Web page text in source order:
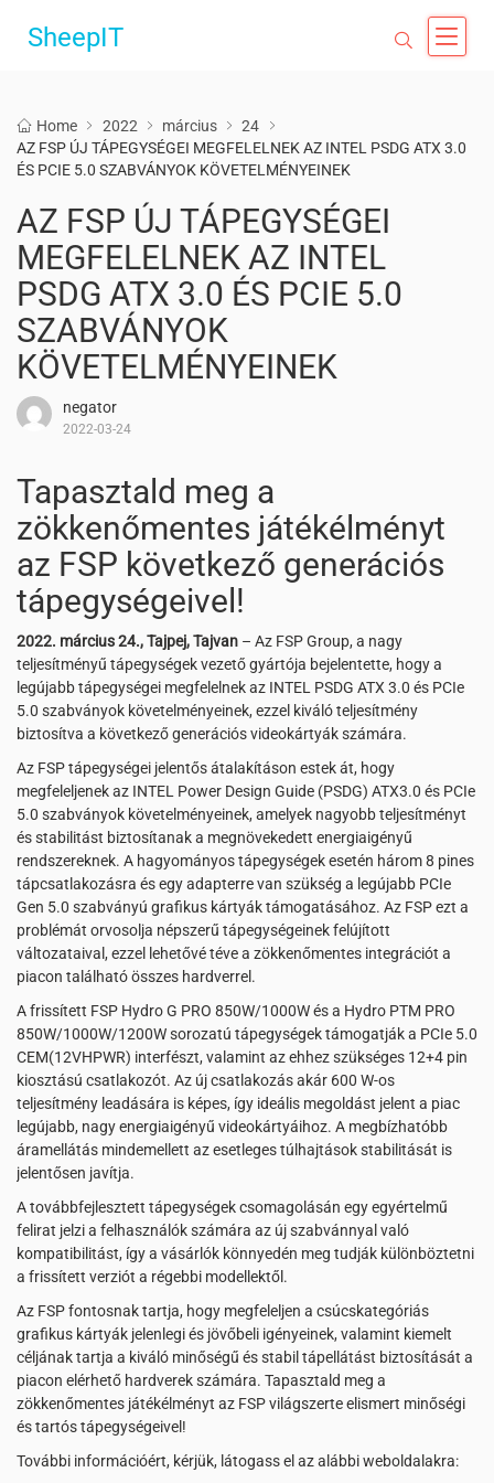
SheepIT
Home 2022 március
24
AZ FSP ÚJ TÁPEGYSÉGEI MEGFELELNEK AZ INTEL PSDG ATX 3.0
ÉS PCIE 5.0 SZABVÁNYOK KÖVETELMÉNYEINEK
AZ FSP ÚJ TÁPEGYSÉGEI
MEGFELELNEK AZ INTEL
PSDG ATX 3.0 ÉS PCIE 5.0
SZABVÁNYOK
KÖVETELMÉNYEINEK
negator
2022-03-24
Tapasztald meg a
zökkenőmentes játékélményt
az FSP következő generációs
tápegységeivel!
2022. március 24., Tajpej, Tajvan – Az FSP Group, a nagy
teljesítményű tápegységek vezető gyártója bejelentette, hogy a
legújabb tápegységei megfelelnek az INTEL PSDG ATX 3.0 és PCIe
5.0 szabványok követelményeinek, ezzel kiváló teljesítmény
biztosítva a következő generációs videokártyák számára.
Az FSP tápegységei jelentős átalakításon estek át, hogy
megfeleljenek az INTEL Power Design Guide (PSDG) ATX3.0 és PCIe
5.0 szabványok követelményeinek, amelyek nagyobb teljesítményt
és stabilitást biztosítanak a megnövekedett energiaigényű
rendszereknek. A hagyományos tápegységek esetén három 8 pines
tápcsatlakozásra és egy adapterre van szükség a legújabb PCIe
Gen 5.0 szabványú grafikus kártyák támogatásához. Az FSP ezt a
problémát orvosolja népszerű tápegységeinek felújított
változataival, ezzel lehetővé téve a zökkenőmentes integrációt a
piacon található összes hardverrel.
A frissített FSP Hydro G PRO 850W/1000W és a Hydro PTM PRO
850W/1000W/1200W sorozatú tápegységek támogatják a PCIe 5.0
CEM(12VHPWR) interfészt, valamint az ehhez szükséges 12+4 pin
kiosztású csatlakozót. Az új csatlakozás akár 600 W-os
teljesítmény leadására is képes, így ideális megoldást jelent a piac
legújabb, nagy energiaigényű videokártyáihoz. A megbízhatóbb
áramellátás mindemellett az esetleges túlhajtások stabilitását is
jelentősen javítja.
A továbbfejlesztett tápegységek csomagolásán egy egyértelmű
felirat jelzi a felhasználók számára az új szabvánnyal való
kompatibilitást, így a vásárlók könnyedén meg tudják különböztetni
a frissített verziót a régebbi modellektől.
Az FSP fontosnak tartja, hogy megfeleljen a csúcskategóriás
grafikus kártyák jelenlegi és jövőbeli igényeinek, valamint kiemelt
céljának tartja a kiváló minőségű és stabil tápellátást biztosítását a
piacon elérhető hardverek számára. Tapasztald meg a
zökkenőmentes játékélményt az FSP világszerte elismert minőségi
és tartós tápegységeivel!
További információért, kérjük, látogass el az alábbi weboldalakra: